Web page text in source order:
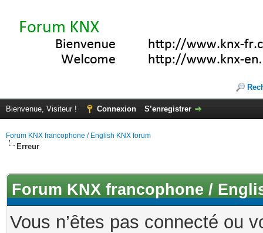
Bienvenue, Visiteur ! Connexion S’enregistrer
Forum KNX francophone / English KNX forum
Erreur
Forum KNX francophone /
Vous n’êtes pas connecté ou